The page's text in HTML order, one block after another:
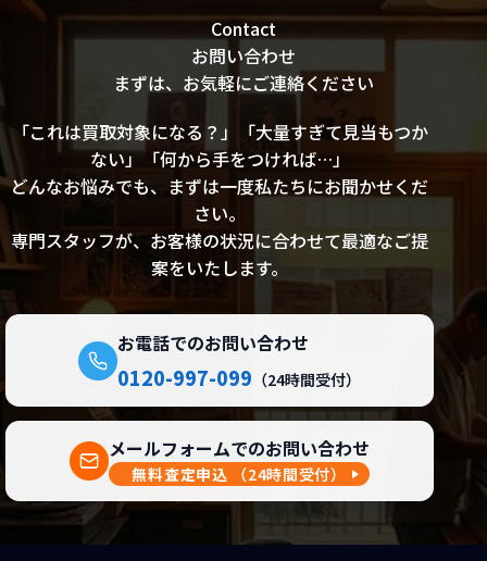
Contact
お問い合わせ
まずは、お気軽にご連絡ください
「これは買取対象になる？」「大量すぎて見当もつか
ない」「何から手をつければ…」
どんなお悩みでも、まずは一度私たちにお聞かせくだ
さい。
専門スタッフが、お客様の状況に合わせて最適なご提
案をいたします。
お電話でのお問い合わせ
0120-997-099 （24時間受付）
メールフォームでのお問い合わせ
無料査定申込 （24時間受付）